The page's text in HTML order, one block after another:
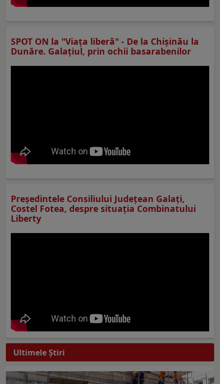
SPOT ON la "Viaţa liberă" - De la Chișinău la
Dunăre. Galațiul, prin ochii basarabenilor
Preşedintele Consiliului Judeţean Galaţi,
Costel Fotea, despre situaţia Combinatului
Liberty
Ultimele Ştiri